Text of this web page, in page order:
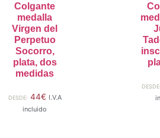
Colgante
medalla
Virgen del
Perpetuo
Socorro,
plata, dos
medidas
DESDE: 44€ I.V.A
incluido
DESDE: